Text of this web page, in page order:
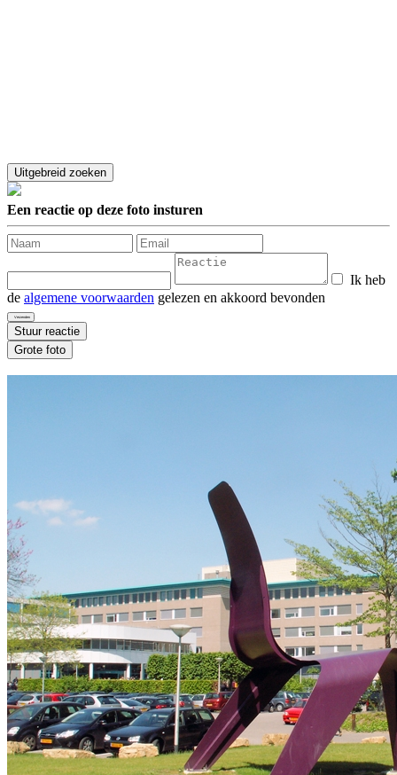
Een reactie op deze foto insturen
Ik heb
de algemene voorwaarden gelezen en akkoord bevonden